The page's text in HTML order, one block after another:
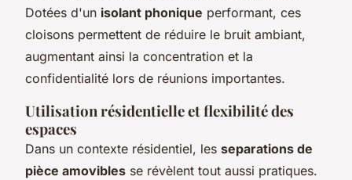
Dotées d'un isolant phonique performant, ces
cloisons permettent de réduire le bruit ambiant,
augmentant ainsi la concentration et la
confidentialité lors de réunions importantes.
Utilisation résidentielle et flexibilité des
espaces
Dans un contexte résidentiel, les separations de
pièce amovibles se révèlent tout aussi pratiques.